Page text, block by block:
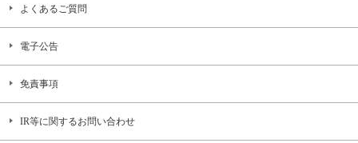
よくあるご質問
電子公告
免責事項
IR等に関するお問い合わせ